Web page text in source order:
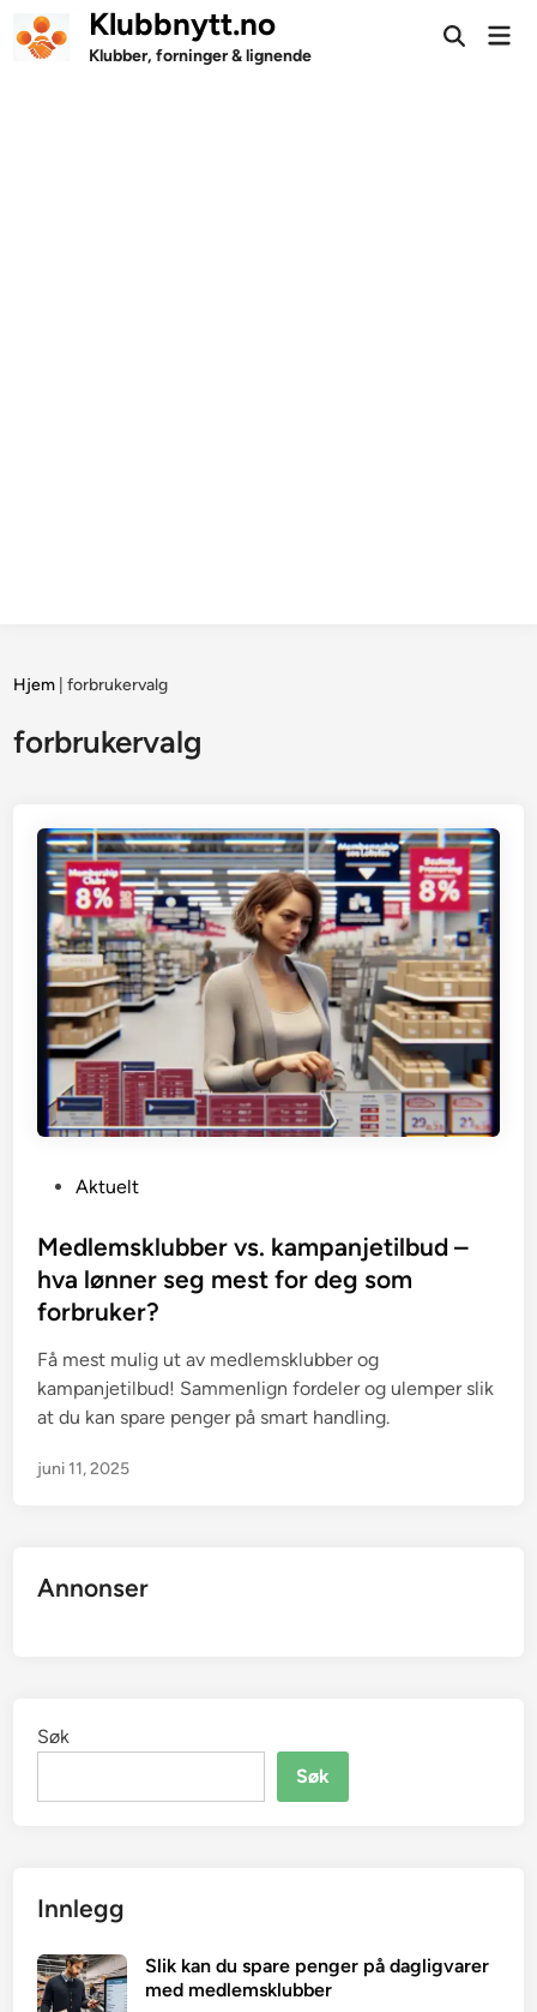
Skip
to
Klubbnytt.no
Klubber, forninger & lignende
Open
Hjem |forbrukervalg
forbrukervalg
s
t
e
i
n
Aktuelt
Medlemsklubber vs. kampanjetilbud –
hva lønner seg mest for deg som
forbruker?
Få mest mulig ut av medlemsklubber og
kampanjetilbud! Sammenlign fordeler og ulemper slik
at du kan spare penger på smart handling.
juni 11, 2025
Annonser
Søk
Søk
Innlegg
Slik kan du spare penger på dagligvarer
med medlemsklubber